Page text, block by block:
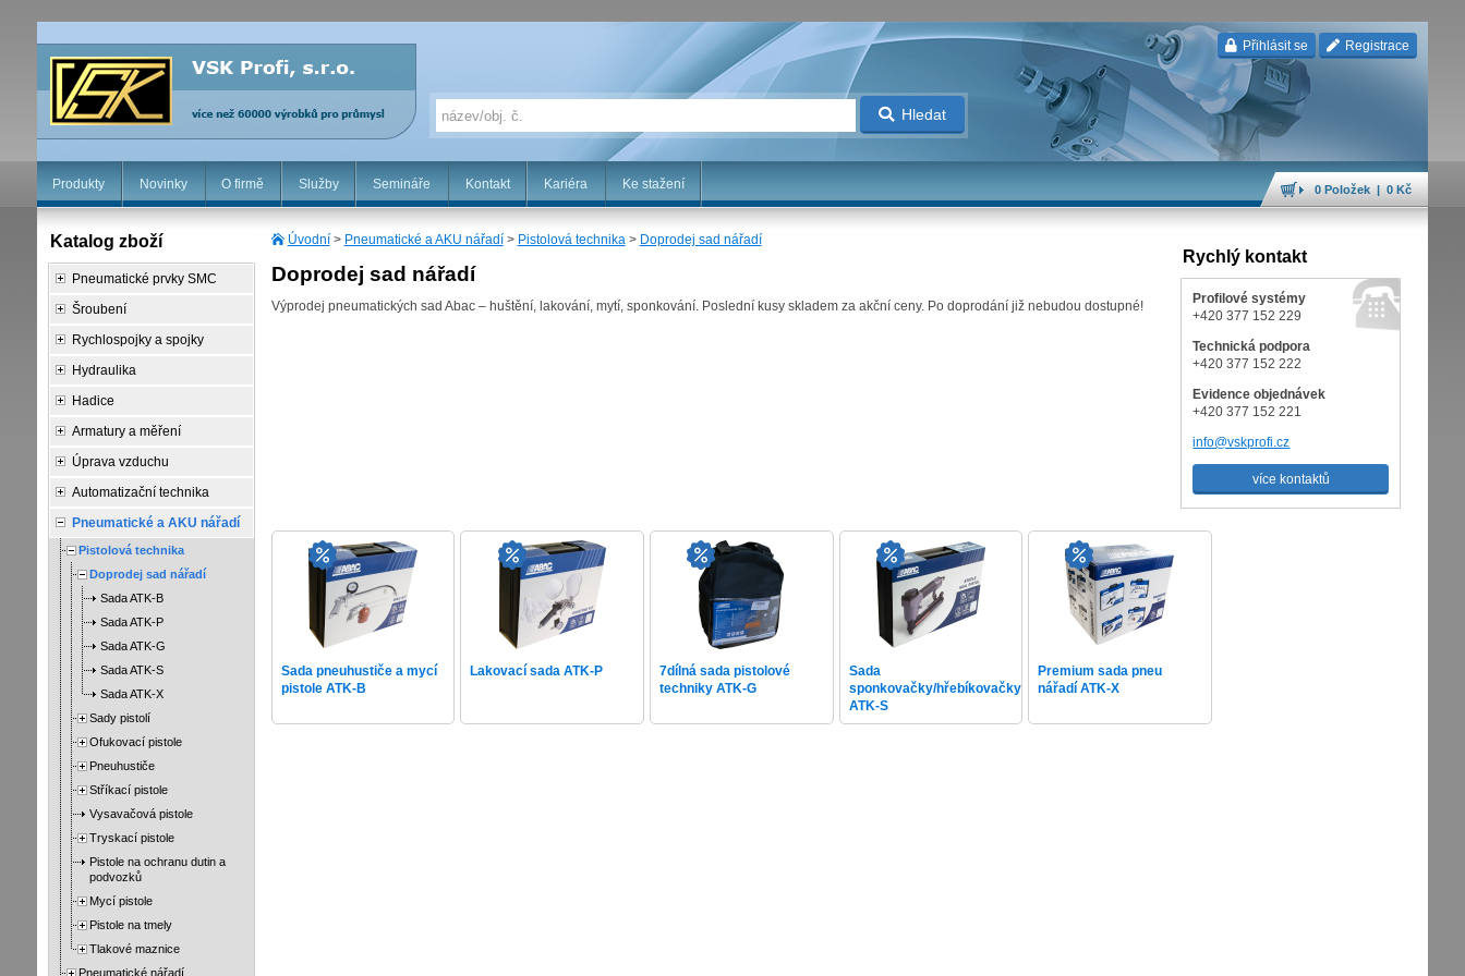
Přihlásit se Registrace
Hledat
Produkty Novinky O firmě Služby Semináře Kontakt Kariéra Ke stažení 0 Položek | 0 Kč
Úvodní> Pneumatické a AKU nářadí> Pistolová technika> Doprodej sad nářadí
Rychlý kontakt
Profilové systémy
+420 377 152 229
Technická podpora
+420 377 152 222
Evidence objednávek
+420 377 152 221
info@vskprofi.cz
více kontaktů
Doprodej sad nářadí
Výprodej pneumatických sad Abac – huštění, lakování, mytí, sponkování. Poslední kusy skladem za akční ceny. Po doprodání již nebudou dostupné!
Sada pneuhustiče a mycí
pistole ATK-B
Lakovací sada ATK-P
7dílná sada pistolové
techniky ATK-G
Sada
sponkovačky/hřebíkovačky
ATK-S
Premium sada pneu
nářadí ATK-X
Katalog zboží
Pneumatické prvky SMC
Šroubení
Rychlospojky a spojky
Hydraulika
Hadice
Armatury a měření
Úprava vzduchu
Automatizační technika
Pneumatické a AKU nářadí
Pistolová technika
Doprodej sad nářadí
Sada ATK-B
Sada ATK-P
Sada ATK-G
Sada ATK-S
Sada ATK-X
Sady pistolí
Ofukovací pistole
Pneuhustiče
Stříkací pistole
Vysavačová pistole
Tryskací pistole
Pistole na ochranu dutin a
podvozků
Mycí pistole
Pistole na tmely
Tlakové maznice
Pneumatické nářadí